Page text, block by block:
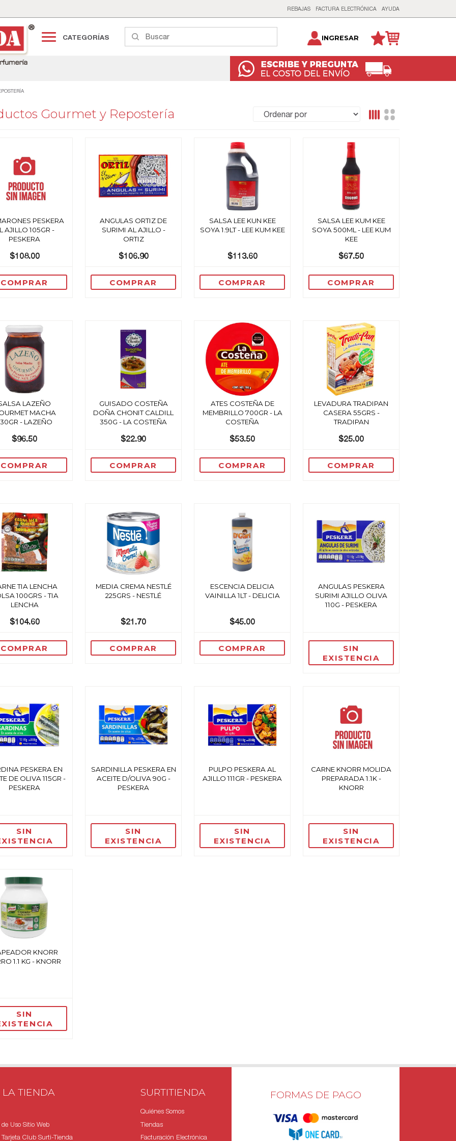
REBAJAS FACTURA ELECTRÓNICA AYUDA
INGRESAR
CATEGORÍAS
Gourmet y Repostería
PESKERA
AJILLO 105GR -
PESKERA
$108.00
COMPRAR
ANGULAS ORTIZ DE
SURIMI AL AJILLO -
ORTIZ
$106.90
COMPRAR
SALSA LEE KUN KEE
SOYA 1.9LT - LEE KUM KEE
$113.60
COMPRAR
SALSA LEE KUM KEE
SOYA 500ML - LEE KUM
KEE
$67.50
COMPRAR
LAZEÑO
MACHA
- LAZEÑO
$96.50
COMPRAR
GUISADO COSTEÑA
DOÑA CHONIT CALDILL
350G - LA COSTEÑA
$22.90
COMPRAR
ATES COSTEÑA DE
MEMBRILLO 700GR - LA
COSTEÑA
$53.50
COMPRAR
LEVADURA TRADIPAN
CASERA 55GRS -
TRADIPAN
$25.00
COMPRAR
TIA LENCHA
100GRS - TIA
LENCHA
$104.60
COMPRAR
MEDIA CREMA NESTLÉ
225GRS - NESTLÉ
$21.70
COMPRAR
ESCENCIA DELICIA
VAINILLA 1LT - DELICIA
$45.00
COMPRAR
ANGULAS PESKERA
SURIMI AJILLO OLIVA
110G - PESKERA
SIN
EXISTENCIA
PESKERA EN
DE OLIVA 115GR -
PESKERA
SIN
SARDINILLA PESKERA EN
ACEITE D/OLIVA 90G -
PESKERA
SIN
EXISTENCIA
PULPO PESKERA AL
AJILLO 111GR - PESKERA
SIN
EXISTENCIA
CARNE KNORR MOLIDA
PREPARADA 1.1K -
KNORR
SIN
EXISTENCIA
KNORR
1.1 KG - KNORR
SIN
LA TIENDA
Uso Sitio Web
Club Surti-Tienda
SURTITIENDA
Quiénes Somos
Tiendas
Facturación Electrónica
FORMAS DE PAGO